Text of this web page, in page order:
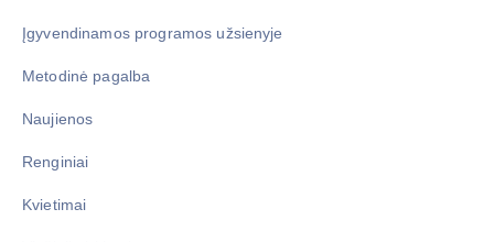
Įgyvendinamos programos užsienyje
Metodinė pagalba
Naujienos
Renginiai
Kvietimai